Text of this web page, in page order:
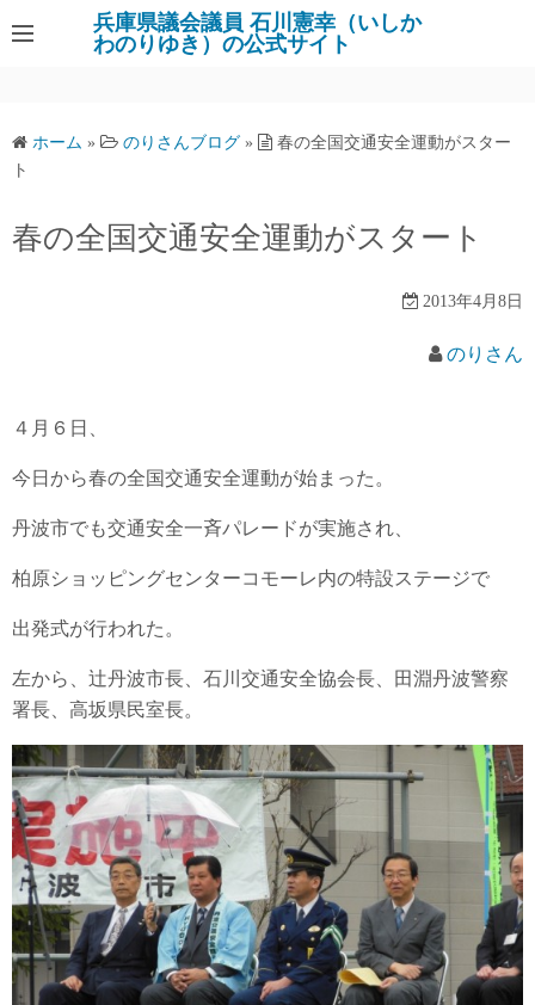
ン
ツ
キ
兵庫県議会議員 石川憲幸（いしか
わのりゆき）の公式サイト
ホーム » のりさんブログ »
春の全国交通安全運動がスター
ト
春の全国交通安全運動がスタート
2013年4月8日
のりさん
４月６日、
今日から春の全国交通安全運動が始まった。
丹波市でも交通安全一斉パレードが実施され、
柏原ショッピングセンターコモーレ内の特設ステージで
出発式が行われた。
左から、辻丹波市長、石川交通安全協会長、田淵丹波警察
署長、高坂県民室長。